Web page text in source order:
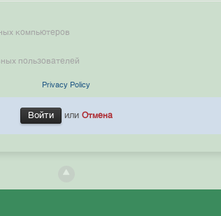
компьютеров
пользователей
Privacy Policy
или Отмена